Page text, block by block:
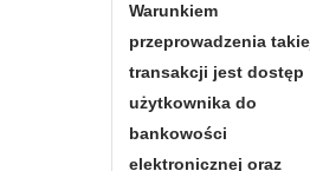
Warunkiem
przeprowadzenia
transakcji jest dostęp
użytkownika do
bankowości
elektronicznej oraz